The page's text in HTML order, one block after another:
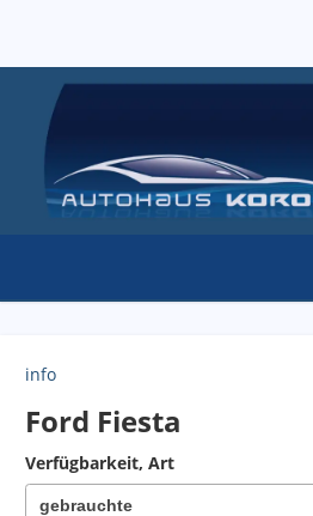
info
Ford Fiesta
Verfügbarkeit, Art